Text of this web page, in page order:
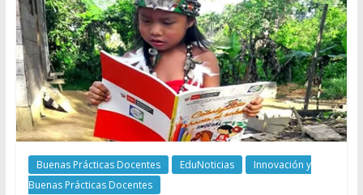
Buenas Prácticas Docentes EduNoticias
Innovación y
Buenas Prácticas Docentes